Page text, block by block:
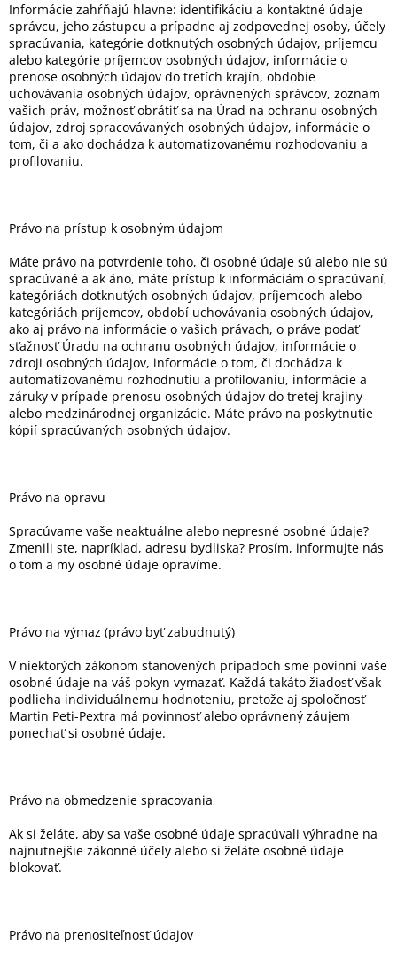
Informácie zahŕňajú hlavne: identifikáciu a kontaktné údaje
správcu, jeho zástupcu a prípadne aj zodpovednej osoby, účely
spracúvania, kategórie dotknutých osobných údajov, príjemcu
alebo kategórie príjemcov osobných údajov, informácie o
prenose osobných údajov do tretích krajín, obdobie
uchovávania osobných údajov, oprávnených správcov, zoznam
vašich práv, možnosť obrátiť sa na Úrad na ochranu osobných
údajov, zdroj spracovávaných osobných údajov, informácie o
tom, či a ako dochádza k automatizovanému rozhodovaniu a
profilovaniu.
Právo na prístup k osobným údajom
Máte právo na potvrdenie toho, či osobné údaje sú alebo nie sú
spracúvané a ak áno, máte prístup k informáciám o spracúvaní,
kategóriách dotknutých osobných údajov, príjemcoch alebo
kategóriách príjemcov, období uchovávania osobných údajov,
ako aj právo na informácie o vašich právach, o práve podať
sťažnosť Úradu na ochranu osobných údajov, informácie o
zdroji osobných údajov, informácie o tom, či dochádza k
automatizovanému rozhodnutiu a profilovaniu, informácie a
záruky v prípade prenosu osobných údajov do tretej krajiny
alebo medzinárodnej organizácie. Máte právo na poskytnutie
kópií spracúvaných osobných údajov.
Právo na opravu
Spracúvame vaše neaktuálne alebo nepresné osobné údaje?
Zmenili ste, napríklad, adresu bydliska? Prosím, informujte nás
o tom a my osobné údaje opravíme.
Právo na výmaz (právo byť zabudnutý)
V niektorých zákonom stanovených prípadoch sme povinní vaše
osobné údaje na váš pokyn vymazať. Každá takáto žiadosť však
podlieha individuálnemu hodnoteniu, pretože aj spoločnosť
Martin Peti-Pextra má povinnosť alebo oprávnený záujem
ponechať si osobné údaje.
Právo na obmedzenie spracovania
Ak si želáte, aby sa vaše osobné údaje spracúvali výhradne na
najnutnejšie zákonné účely alebo si želáte osobné údaje
blokovať.
Právo na prenositeľnosť údajov